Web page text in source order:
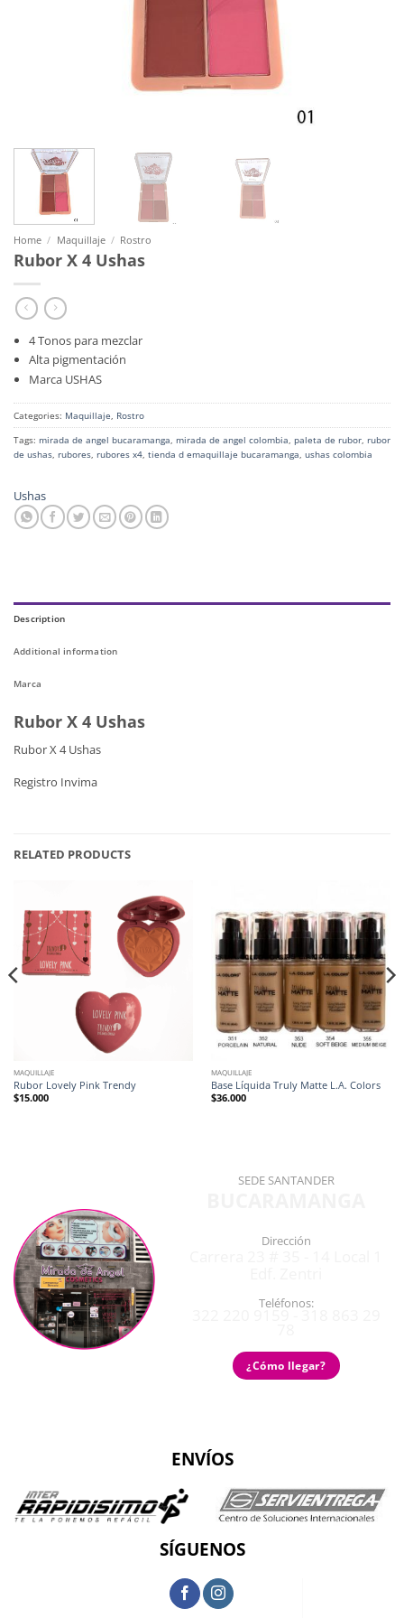
Home / Maquillaje / Rostro
Rubor X 4 Ushas
4 Tonos para mezclar
Alta pigmentación
Marca USHAS
Categories: Maquillaje, Rostro
Tags: mirada de angel bucaramanga, mirada de angel colombia, paleta de rubor, rubor
de ushas, rubores, rubores x4, tienda d emaquillaje bucaramanga, ushas colombia
Ushas
Description
Additional information
Marca
Rubor X 4 Ushas
Rubor X 4 Ushas
Registro Invima
RELATED PRODUCTS
MAQUILLAJE
Rubor Lovely Pink Trendy
$15.000
MAQUILLAJE
Base Líquida Truly Matte L.A. Colors
$36.000
SEDE SANTANDER
Dirección
Teléfonos:
322 220 9159 - 318 863 29
¿Cómo llegar?
ENVÍOS
SÍGUENOS